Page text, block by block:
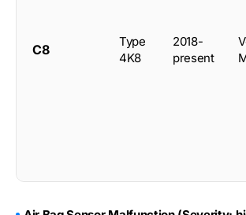
C8
Type
4K8
2018-
present